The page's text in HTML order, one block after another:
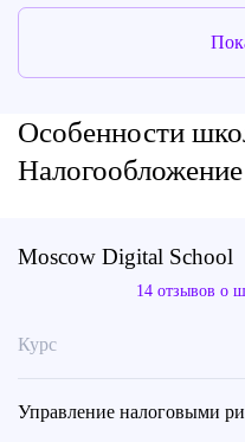
Особенности
Налогообложение
Moscow Digital School
14 отзывов о
Курс
Управление налоговыми